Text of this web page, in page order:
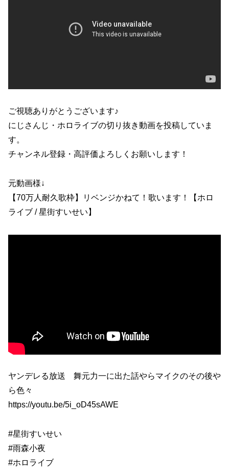
ご視聴ありがとうございます♪
にじさんじ・ホロライブの切り抜き動画を投稿していま
す。
チャンネル登録・高評価よろしくお願いします！
元動画様↓
【70万人耐久歌枠】リベンジかねて！歌います！【ホロ
ライブ / 星街すいせい】
ヤンデレる放送 舞元力一に出た話やらマイクのその後や
ら色々
https://youtu.be/5i_oD45sAWE
#星街すいせい
#雨森小夜
#ホロライブ